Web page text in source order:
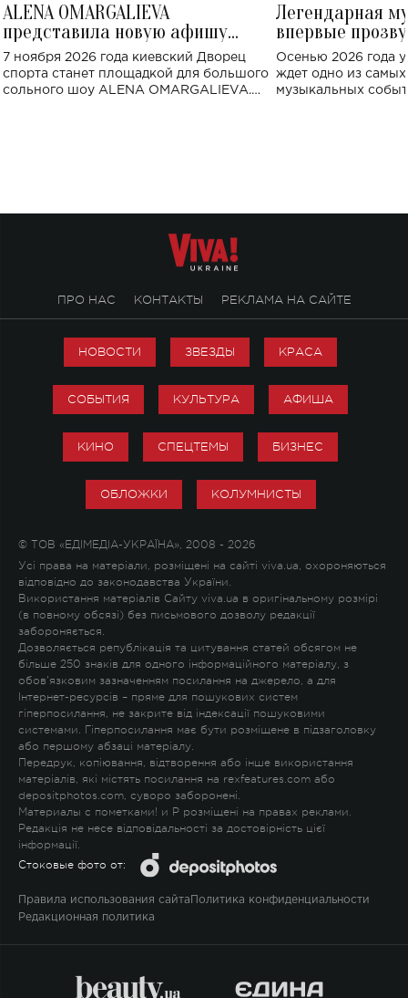
ALENA OMARGALIEVA
представила новую афишу
большого концерта во Дворце
спорта
7 ноября 2026 года киевский Дворец
спорта станет площадкой для большого
сольного шоу ALENA OMARGALIEVA.
Легендарная
впервые
Украине: где
Осенью 2026 года
ждет одно из
музыкальных
ПРО НАС КОНТАКТЫ РЕКЛАМА НА САЙТЕ
НОВОСТИ ЗВЕЗДЫ КРАСА
СОБЫТИЯ КУЛЬТУРА АФИША
КИНО СПЕЦТЕМЫ БИЗНЕС
ОБЛОЖКИ КОЛУМНИСТЫ
© ТОВ «ЕДІМЕДІА-УКРАЇНА», 2008 - 2026
Усі права на матеріали, розміщені на сайті viva.ua, охороняються
відповідно до законодавства України.
Використання матеріалів Сайту viva.ua в оригінальному розмірі
(в повному обсязі) без письмового дозволу редакції
забороняється.
Дозволяється републікація та цитування статей обсягом не
більше 250 знаків для одного інформаційного матеріалу, з
обов'язковим зазначенням посилання на джерело, а для
Інтернет-ресурсів – пряме для пошукових систем
гіперпосилання, не закрите від індексації пошуковими
системами. Гіперпосилання має бути розміщене в підзаголовку
або першому абзаці матеріалу.
Передрук, копіювання, відтворення або інше використання
матеріалів, які містять посилання на rexfeatures.com або
depositphotos.com, суворо заборонені.
Материалы с пометками! и P розміщені на правах реклами.
Редакція не несе відповідальності за достовірність цієї
інформації.
Стоковые фото от:
Правила использования сайта Политика конфиденциальности
Редакционная политика